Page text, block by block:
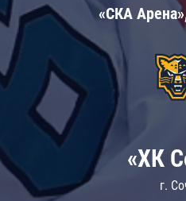
«СКА
«ХК
г.